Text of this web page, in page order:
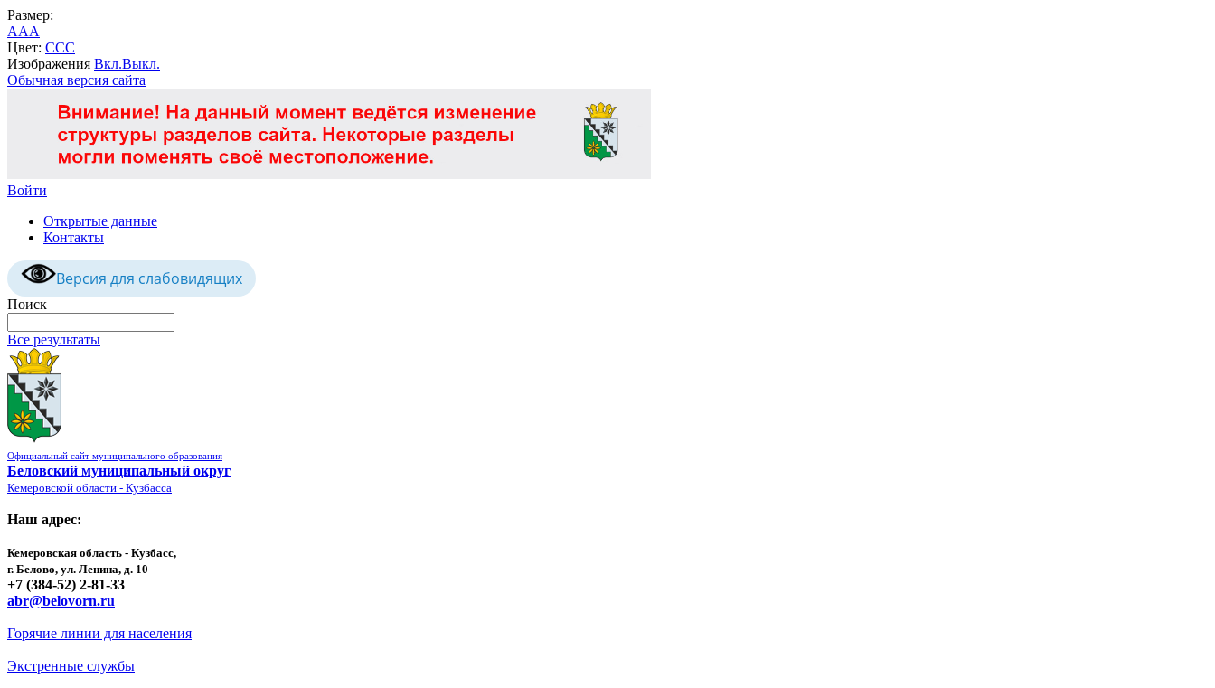
Размер:
AAA
Цвет: CCC
Изображения Вкл.Выкл.
Обычная версия сайта
Войти
Открытые данные
Контакты
Версия для слабовидящих
Поиск
Все результаты
Официальный сайт муниципального образования
Беловский муниципальный округ
Кемеровской области - Кузбасса
Наш адрес:
Кемеровская область - Кузбасс,
г. Белово, ул. Ленина, д. 10
+7 (384-52) 2-81-33
abr@belovorn.ru
Горячие линии для населения
Экстренные службы